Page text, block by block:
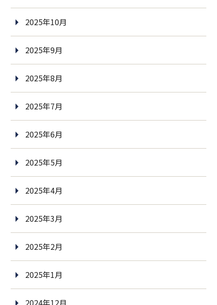
2025年10月
2025年9月
2025年8月
2025年7月
2025年6月
2025年5月
2025年4月
2025年3月
2025年2月
2025年1月
2024年12月